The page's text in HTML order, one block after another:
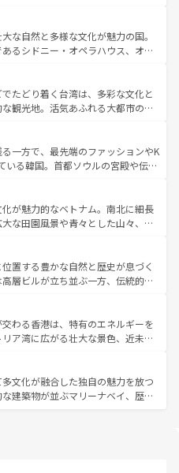
は、音楽と美食が融合した独特の
メリカの各地域で異なる魅力を楽
と豊かな歴史を感じることができ
お、新着のアメリカ
を参照してほしい。
た、定番の観光地といえばオアフ
めるならマウイ島やカウアイ島が
リーンに輝く海をはじめ、豊かな
れる人々を迎えてくれるハワイの
フードやハワイアンミュージッ
など、すべてがハワイの魅力を彩
新着のハワイ情報
照してほしい。
な自然と多様な文化が魅力の国。
るシドニー・オペラハウス、オー
にそびえるウルル（エアーズロッ
い原生林やケアンズの熱帯雨林な
。また、カフェやワイン、オージ
充実しており、サーフィンやダイ
、アウトドア好きにはたまらな
彩な魅力を存分に味わいつくそ
たどり着く台湾は、多彩な文化と
観光地。活気あふれる大都市の台
である台湾東部など、都市の喧騒
ており、訪れる人に新しい発見と
。また、奥深い台湾の食文化も魅
ーツなど、バラエティ豊かな料理
なお、新着の台湾情報は コンテンツ一覧を参
一方で、最先端のファッションやK
いる韓国。首都ソウルの宮殿や伝統
四季折々の自然美を楽しむことが
や焼肉、絶品のストリートフード
理が待っている。夜には、韓国な
韓国の多彩な魅力を心ゆくまで味
てみてほしい。 なお、新着の韓国情報はコンテンツ一
が魅力的なベトナム。南北に細長
な田園風景や青々とした山々、世
息づく。ハノイの古い町並みやホ
治時代の建物も、独特の雰囲気を
バラエティの豊かさとおいしさで
ー、ベトナムコーヒーなどは、ぜ
の地域を訪れてもあたたかい人々
ので、きっと忘れられない旅にな
置する豊かな自然と歴史が息づく
層ビルが立ち並ぶ一方、伝統的な
北部ではチェンマイなどの山岳地
部ではプーケットやクラビの美し
を楽しむことができる。タイ料理
暖で、どの季節にも異なる楽しみ
すいタイの人々、仏教を中心とし
光資源が、訪れる旅人を魅了し続
わる香港は、特有のエネルギーを
ア湾に広がる壮大な景色、近未来
するはず。観光スポットが密集し
ろを回れるのも魅力。息をのむよ
験まで、香港を存分に楽しみ尽く
文化が融合した独自の魅力を放つ
建築物が並ぶマリーナベイ、歴史